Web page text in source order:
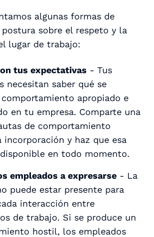
algunas formas de
sobre el respeto y la
lugar de trabajo:
tus expectativas - Tus
necesitan saber qué se
comportamiento apropiado e
en tu empresa. Comparte una
de comportamiento
incorporación y haz que esa
en todo momento.
empleados a expresarse - La
puede estar presente para
interacción entre
de trabajo. Si se produce un
hostil, los empleados